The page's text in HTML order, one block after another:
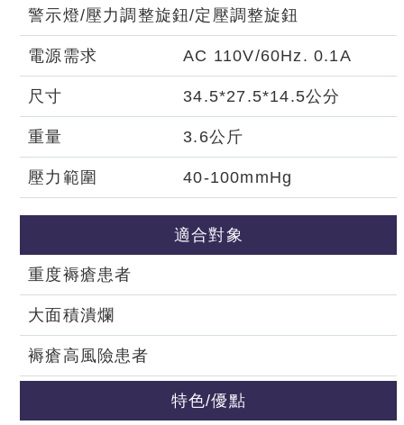
警示燈/壓力調整旋鈕/定壓調整旋鈕
電源需求 AC 110V/60Hz. 0.1A
尺寸 34.5*27.5*14.5 公分
重量 3.6公斤
壓力範圍 40-100mmHg
適合對象
重度褥瘡患者
大面積潰爛
褥瘡高風險患者
特色/優點